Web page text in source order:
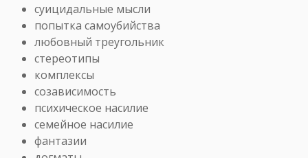
суицидальные мысли
попытка самоубийства
любовный треугольник
стереотипы
комплексы
созависимость
психическое насилие
семейное насилие
фантазии